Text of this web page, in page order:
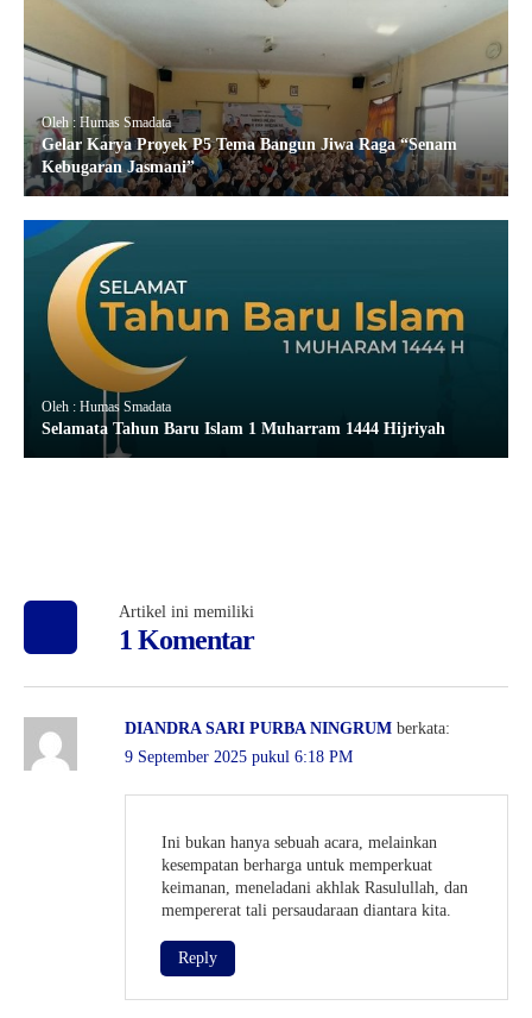
Oleh : Humas Smadata
Gelar Karya Proyek P5 Tema Bangun Jiwa Raga “Senam
Kebugaran Jasmani”
Oleh : Humas Smadata
Selamata Tahun Baru Islam 1 Muharram 1444 Hijriyah
Artikel ini memiliki
1 Komentar
DIANDRA SARI PURBA NINGRUM berkata:
9 September 2025 pukul 6:18 PM
Ini bukan hanya sebuah acara, melainkan
kesempatan berharga untuk memperkuat
keimanan, meneladani akhlak Rasulullah, dan
mempererat tali persaudaraan diantara kita.
Reply